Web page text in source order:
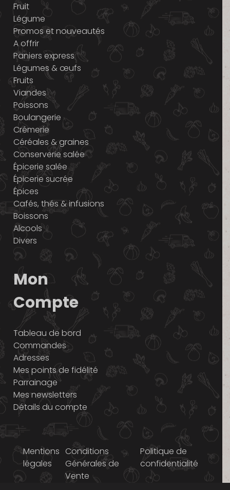
Fruit
Légume
Promos et nouveautés
A offrir
Paniers express
Légumes & œufs
Fruits
Viandes
Poissons
Boulangerie
Crémerie
Céréales & graines
Conserverie salée
Épicerie salée
Épicerie sucrée
Épices
Cafés, thés & infusions
Boissons
Alcools
Divers
Mon
Compte
Tableau de bord
Commandes
Adresses
Mes points de fidélité
Parrainage
Mes newsletters
Détails du compte
Mentions
légales
Conditions
Générales de
Vente
Politique de
confidentialité